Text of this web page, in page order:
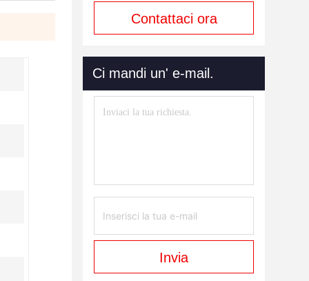
Contattaci ora
Ci mandi un' e-mail.
Invia